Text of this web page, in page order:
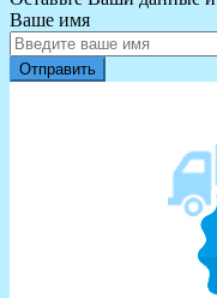
Ваше имя
Отправить